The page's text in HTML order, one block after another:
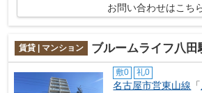
お問い合わせはこち
賃貸 | マンション ブルームライフ八田駅前 【壁
敷0 礼0
名古屋市営東山線 「